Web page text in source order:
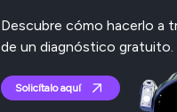
Descubre cómo hacerlo a
de un diagnóstico gratuito.
Solicítalo aquí